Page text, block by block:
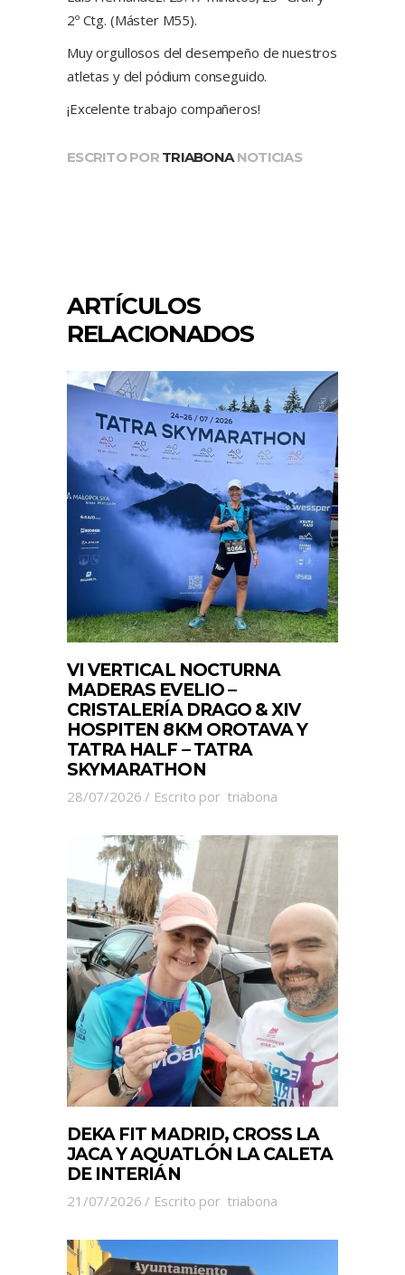
2º Ctg. (Máster M55).
Muy orgullosos del desempeño de nuestros
atletas y del pódium conseguido.
¡Excelente trabajo compañeros!
ESCRITO POR TRIABONA NOTICIAS
ARTÍCULOS
RELACIONADOS
VI VERTICAL NOCTURNA
MADERAS EVELIO –
CRISTALERÍA DRAGO & XIV
HOSPITEN 8KM OROTAVA Y
TATRA HALF – TATRA
SKYMARATHON
28/07/2026 Escrito por triabona
DEKA FIT MADRID, CROSS LA
JACA Y AQUATLÓN LA CALETA
DE INTERIÁN
21/07/2026 Escrito por triabona